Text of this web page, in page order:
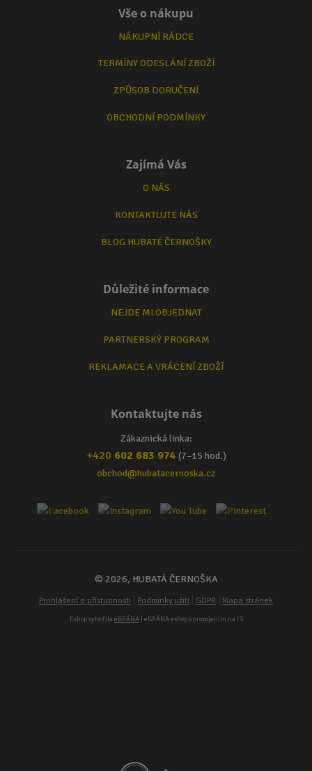
Vše o nákupu
NÁKUPNÍ RÁDCE
TERMÍNY ODESLÁNÍ ZBOŽÍ
ZPŮSOB DORUČENÍ
OBCHODNÍ PODMÍNKY
Zajímá Vás
O NÁS
KONTAKTUJTE NÁS
BLOG HUBATÉ ČERNOŠKY
Důležité informace
NEJDE MI OBJEDNAT
PARTNERSKÝ PROGRAM
REKLAMACE A VRÁCENÍ ZBOŽÍ
Kontaktujte nás
Zákaznická linka:
+420 602 683 974 (7–15 hod.)
obchod@hubatacernoska.cz
© 2026, HUBATÁ ČERNOŠKA
Prohlášení o přístupnosti Podmínky užití GDPR Mapa stránek
Eshop vytvořila eBRÁNA| eBRÁNA eshop s propojením na IS